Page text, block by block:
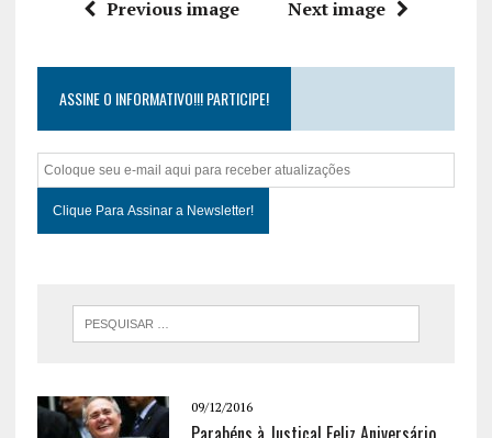
Previous image Next image
ASSINE O INFORMATIVO!!! PARTICIPE!
09/12/2016